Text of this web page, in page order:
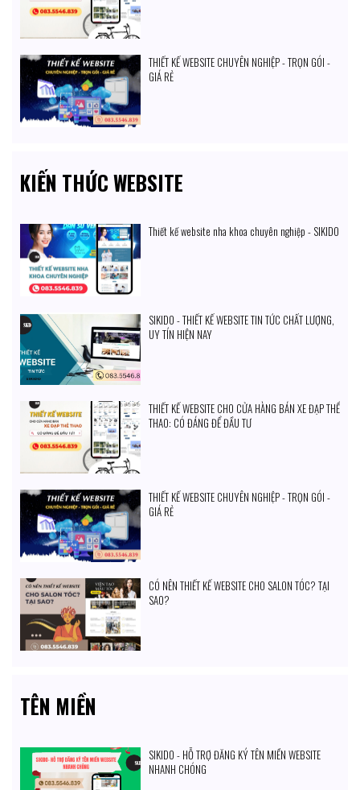
THIẾT KẾ WEBSITE CHUYÊN NGHIỆP - TRỌN GÓI -
GIÁ RẺ
KIẾN THỨC WEBSITE
Thiết kế website nha khoa chuyên nghiệp - SIKIDO
SIKIDO - THIẾT KẾ WEBSITE TIN TỨC CHẤT LƯỢNG,
UY TÍN HIỆN NAY
THIẾT KẾ WEBSITE CHO CỬA HÀNG BÁN XE ĐẠP THỂ
THAO: CÓ ĐÁNG ĐỂ ĐẦU TƯ
THIẾT KẾ WEBSITE CHUYÊN NGHIỆP - TRỌN GÓI -
GIÁ RẺ
CÓ NÊN THIẾT KẾ WEBSITE CHO SALON TÓC? TẠI
SAO?
TÊN MIỀN
SIKIDO - HỖ TRỢ ĐĂNG KÝ TÊN MIỀN WEBSITE
NHANH CHÓNG